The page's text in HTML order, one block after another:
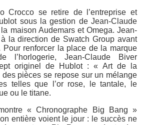
Crocco se retire de l’entreprise et
sous la gestion de Jean-Claude
maison Audemars et Omega. Jean-
la direction de Swatch Group avant
Pour renforcer la place de la marque
Jean-Claude Biver
originel de Hublot : « Art de la
pièces se repose sur un mélange
telles que l’or rose, le tantale, le
ou le titane.
« Chronographe Big Bang »
entière voient le jour : le succès ne